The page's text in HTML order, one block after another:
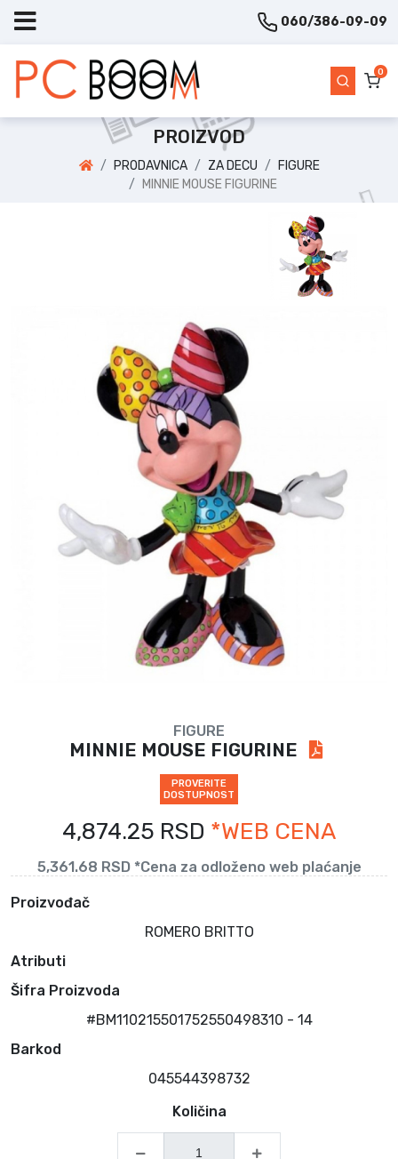
060/386-09-09
0
PROIZVOD
PRODAVNICA ZA DECU
FIGURE
MINNIE MOUSE FIGURINE
FIGURE
MINNIE MOUSE FIGURINE
PROVERITE
DOSTUPNOST
4,874.25 RSD *WEB CENA
5,361.68 RSD *Cena za odloženo web plaćanje
Proizvođač
ROMERO BRITTO
Atributi
Šifra Proizvoda
#BM110215501752550498310 - 14
Barkod
045544398732
Količina